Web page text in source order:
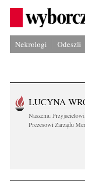
Nekrologi Odeszli
LUCYNA
Naszemu
Prezesowi Zarządu